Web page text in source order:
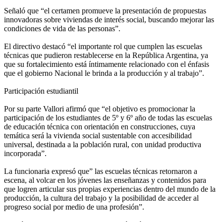
Señaló que “el certamen promueve la presentación de propuestas
innovadoras sobre viviendas de interés social, buscando mejorar las
condiciones de vida de las personas”.
El directivo destacó “el importante rol que cumplen las escuelas
técnicas que pudieron restablecerse en la República Argentina, ya
que su fortalecimiento está íntimamente relacionado con el énfasis
que el gobierno Nacional le brinda a la producción y al trabajo”.
Participación estudiantil
Por su parte Vallori afirmó que “el objetivo es promocionar la
participación de los estudiantes de 5º y 6º año de todas las escuelas
de educación técnica con orientación en construcciones, cuya
temática será la vivienda social sustentable con accesibilidad
universal, destinada a la población rural, con unidad productiva
incorporada”.
La funcionaria expresó que” las escuelas técnicas retornaron a
escena, al volcar en los jóvenes las enseñanzas y contenidos para
que logren articular sus propias experiencias dentro del mundo de la
producción, la cultura del trabajo y la posibilidad de acceder al
progreso social por medio de una profesión”.